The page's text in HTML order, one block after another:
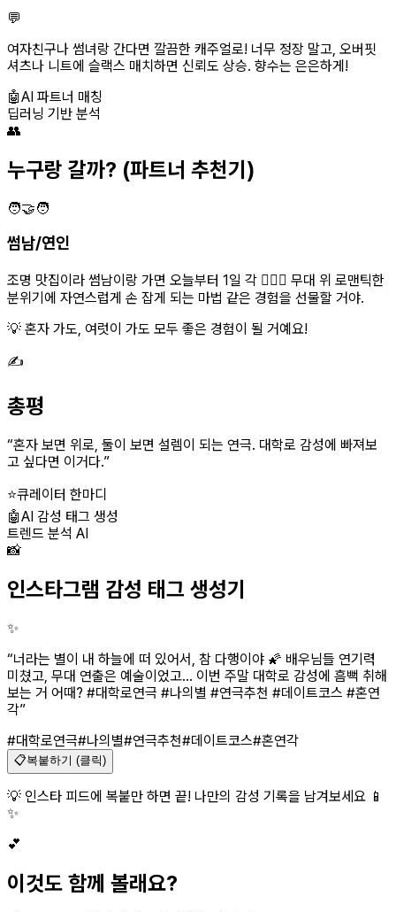
💬
여자친구나 썸녀랑 간다면 깔끔한 캐주얼로! 너무 정장 말고, 오버핏
셔츠나 니트에 슬랙스 매치하면 신뢰도 상승. 향수는 은은하게!
🤖AI 파트너 매칭
딥러닝 기반 분석
👥
누구랑 갈까? (파트너 추천기)
🧑‍🤝‍🧑
썸남/연인
조명 맛집이라 썸남이랑 가면 오늘부터 1일 각 👩‍❤️‍👨 무대 위 로맨틱한
분위기에 자연스럽게 손 잡게 되는 마법 같은 경험을 선물할 거야.
💡 혼자 가도, 여럿이 가도 모두 좋은 경험이 될 거예요!
✍️
총평
“혼자 보면 위로, 둘이 보면 설렘이 되는 연극. 대학로 감성에 빠져보
고 싶다면 이거다.”
⭐큐레이터 한마디
🤖AI 감성 태그 생성
트렌드 분석 AI
📸
인스타그램 감성 태그 생성기
✨
“너라는 별이 내 하늘에 떠 있어서, 참 다행이야 🌠 배우님들 연기력
미쳤고, 무대 연출은 예술이었고... 이번 주말 대학로 감성에 흠뻑 취해
보는 거 어때? #대학로연극 #나의별 #연극추천 #데이트코스 #혼연
각”
#대학로연극#나의별#연극추천#데이트코스#혼연각
📋복붙하기 (클릭)
💡 인스타 피드에 복붙만 하면 끝! 나만의 감성 기록을 남겨보세요 📱
✨
💕
이것도 함께 볼래요?